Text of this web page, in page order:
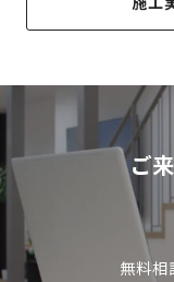
ご
無料相